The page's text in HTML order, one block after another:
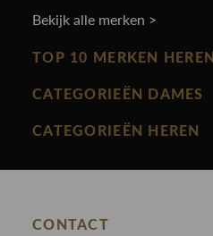
Bekijk alle merken >
TOP 10 MERKEN HEREN
Vanguard
Cast Iron
CATEGORIEËN DAMES
Nieuw binnen
Blouses
CATEGORIEËN HEREN
Broeken
CONTACT